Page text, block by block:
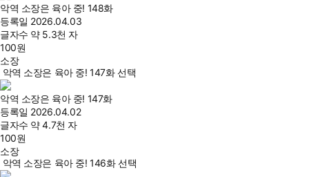
악역 소장은 육아 중! 148화
등록일 2026.04.03
글자수 약 5.3천 자
100원
소장
악역 소장은 육아 중! 147화 선택
악역 소장은 육아 중! 147화
등록일 2026.04.02
글자수 약 4.7천 자
100원
소장
악역 소장은 육아 중! 146화 선택